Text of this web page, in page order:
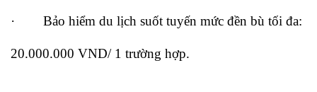
· Bảo hiểm du lịch suốt tuyến mức đền bù tối đa:
20.000.000 VND/ 1 trường hợp.